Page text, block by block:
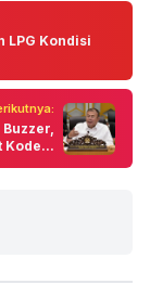
LPG Kondisi
Kode...